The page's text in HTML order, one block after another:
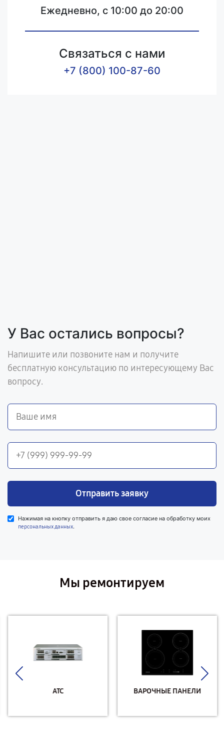
Ежедневно, с 10:00 до 20:00
Связаться с нами
+7 (800) 100-87-60
У Вас остались вопросы?
Напишите или позвоните нам и получите
бесплатную консультацию по интересующему Вас
вопросу.
Отправить заявку
Нажимая на кнопку отправить я даю свое согласие на обработку моих
персональных данных.
Мы ремонтируем
АТС ВАРОЧНЫЕ ПАНЕЛИ